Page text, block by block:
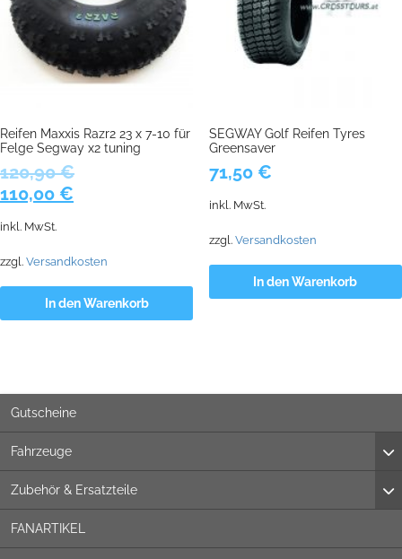
Reifen Maxxis Razr2 23 x 7-10 für
Felge Segway x2 tuning
120,90€
Ursprünglicher
war:
120,90 €
110,00 €
110,00 €.
inkl. MwSt.
zzgl. Versandkosten
In den Warenkorb
SEGWAY Golf Reifen Tyres
Greensaver
71,50 €
inkl. MwSt.
zzgl. Versandkosten
In den Warenkorb
Gutscheine
Fahrzeuge
Zubehör & Ersatzteile
FANARTIKEL